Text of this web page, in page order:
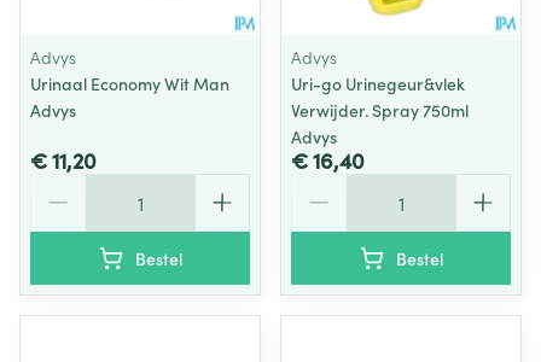
Advys
Urinaal Economy Wit Man
Advys
€ 11,20
Bestel
Advys
Uri-go Urinegeur&vlek
Verwijder. Spray 750ml
Advys
€ 16,40
Bestel